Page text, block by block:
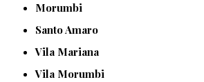
Morumbi
Santo Amaro
Vila Mariana
Vila Morumbi